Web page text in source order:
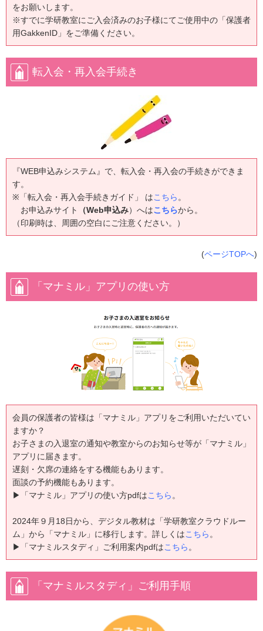
をお願いします。
※すでに学研教室にご入会済みのお子様にてご使用中の「保護者
用GakkenID」をご準備ください。
転入会・再入会手続き
『WEB申込みシステム』で、転入会・再入会の手続きができま
す。
※「転入会・再入会手続きガイド」 はこちら 。
お申込みサイト
（Web申込み）へはこちらから。
（印刷時は、周囲の空白にご注意ください。）
(ページTOPへ)
「マナミル」アプリの使い方
会員の保護者の皆様は「マナミル」アプリをご利用いただいてい
ますか？
お子さまの入退室の通知や教室からのお知らせ等が「マナミル」
アプリに届きます。
遅刻・欠席の連絡をする機能もあります。
面談の予約機能もあります。
▶「マナミル」アプリの使い方pdfはこちら 。
2024年９月18日から、デジタル教材は「学研教室クラウドルー
ム」から「マナミル」に移行します。詳しくはこちら 。
▶「マナミルスタディ」ご利用案内pdfはこちら 。
「マナミルスタディ」ご利用手順